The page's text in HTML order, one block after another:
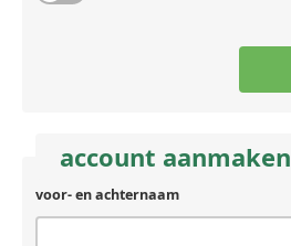
account aanmaken
voor- en achternaam